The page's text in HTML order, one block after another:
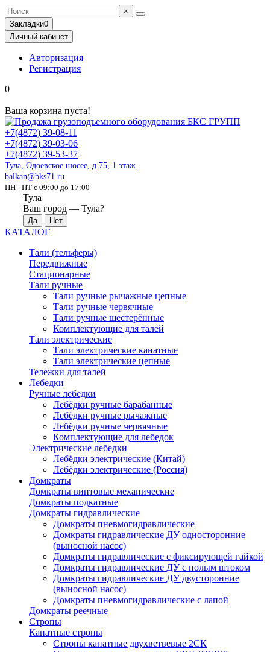
×
Закладки0
Личный кабинет
Авторизация
Регистрация
0
Ваша корзина пуста!
+7(4872) 39-08-11
+7(4872) 39-03-06
+7(4872) 39-53-37
Тула, Одоевское шосее, д.75, 1 этаж
balkan@bks71.ru
ПН - ПТ с 09:00 до 17:00
Тула
Ваш город — Тула?
КАТАЛОГ
Тали (тельферы)
Передвижные
Стационарные
Тали ручные
Тали ручные рычажные цепные
Тали ручные червячные
Тали ручные шестерённые
Комплектующие для талей
Тали электрические
Тали электрические канатные
Тали электрические цепные
Тележки для талей
Лебедки
Ручные лебедки
Лебёдки ручные барабанные
Лебёдки ручные рычажные
Лебёдки ручные червячные
Комплектующие для лебедок
Электрические лебедки
Лебёдки электрические (Китай)
Лебёдки электрические (Россия)
Домкраты
Домкраты винтовые механические
Домкраты подкатные
Домкраты гидравлические
Домкраты пневмогидравлические
Домкраты гидравлические ДУ односторонние
(выносной насос)
Домкраты гидравлические с фиксирующей гайкой
Домкраты гидравлические ДУ c полым штоком
Домкраты гидравлические ДУ двусторонние
(выносной насос)
Домкраты пневмогидравлические с лапой
Домкраты реечные
Стропы
Канатные стропы
Стропы канатные двухветвевые 2СК